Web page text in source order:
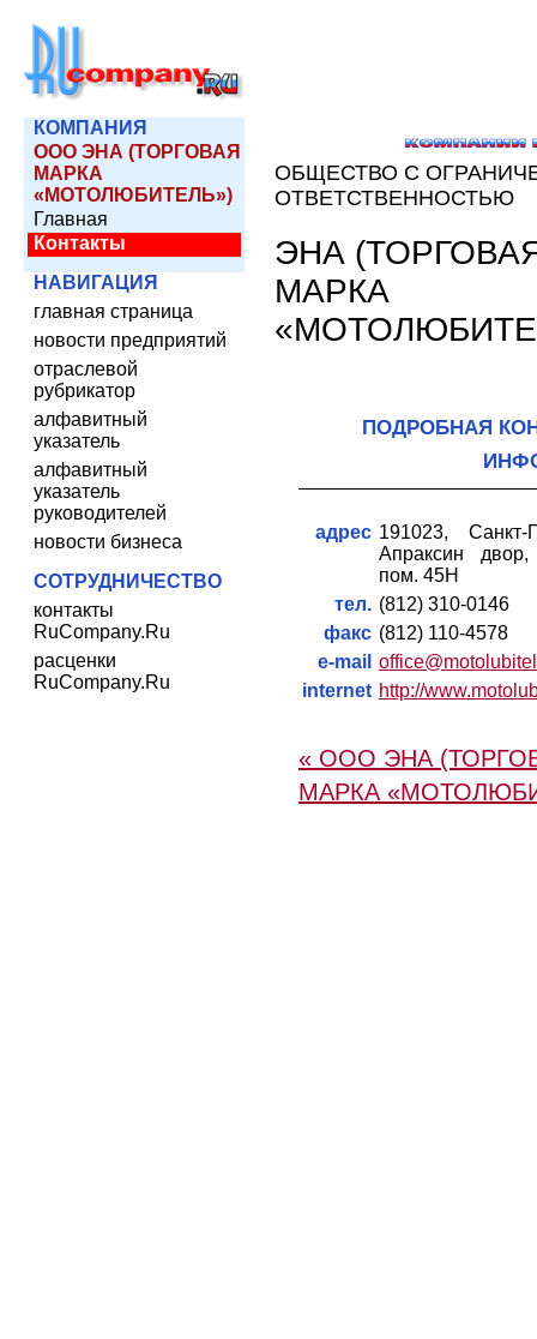
КОМПАНИЯ
ООО ЭНА (ТОРГОВАЯ
МАРКА
«МОТОЛЮБИТЕЛЬ»)
Главная
Контакты
НАВИГАЦИЯ
главная страница
новости предприятий
отраслевой
рубрикатор
алфавитный
указатель
алфавитный
указатель
руководителей
новости бизнеса
СОТРУДНИЧЕСТВО
контакты
RuCompany.Ru
расценки
RuCompany.Ru
ОБЩЕСТВО С
ОТВЕТСТВЕННОСТЬЮ
ЭНА
МАРКА
ПОДРОБНАЯ
адрес 191023, Санкт-
Апраксин
пом. 45Н
тел. (812) 310-0146
факс (812) 110-4578
e-mail
internet http://
« ООО ЭНА
МАРКА